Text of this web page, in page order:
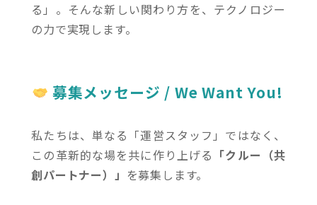
る」。そんな新しい関わり方を、テクノロジー
の力で実現します。
募集メッセージ / We Want You!
私たちは、単なる「運営スタッフ」ではなく、
この革新的な場を共に作り上げる 「クルー（共
創パートナー）」 を募集します。